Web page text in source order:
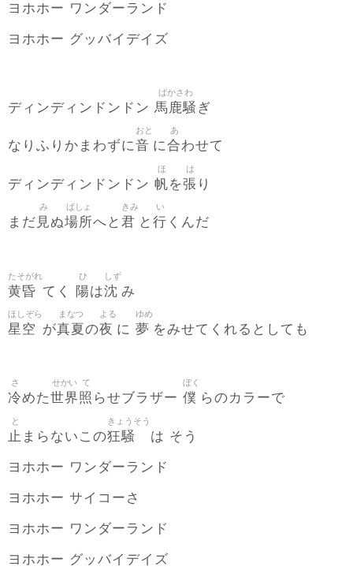
ヨホホー ワンダーランド
ヨホホー グッバイデイズ
ディンディンドンドン 馬鹿騒
ばかさわ
ぎ
なりふりかまわずに音
おと
に合
あ
わせて
ディンディンドンドン 帆
ほ
を張
は
り
まだ 見
み
ぬ場所
ばしょ
へと 君
きみ
と 行
い
くんだ
黄昏
たそがれ
てく 陽
ひ
は沈
しず
み
星空
ほしぞら
が真夏
まなつ
の夜
よる
に 夢
ゆめ
をみせてくれるとしても
冷
さ
めた世界
せかい
照
て
らせブラザー 僕
ぼく
らのカラーで
止
と
まらないこの狂騒
きょうそう
は そう
ヨホホー ワンダーランド
ヨホホー サイコーさ
ヨホホー ワンダーランド
ヨホホー グッバイデイズ